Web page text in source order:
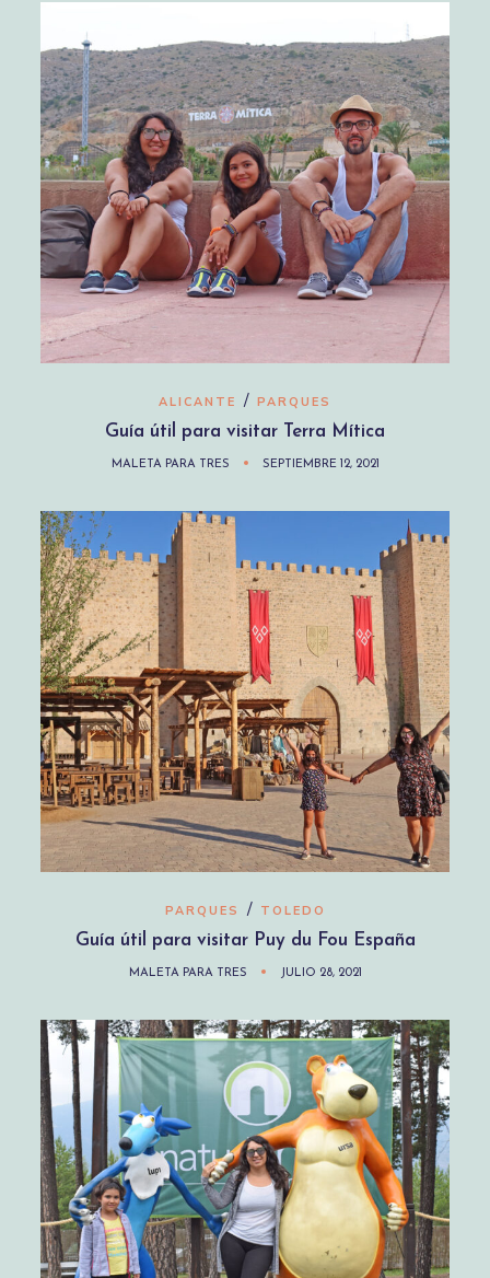
ALICANTE / PARQUES
Guía útil para visitar Terra Mítica
MALETA PARA TRES SEPTIEMBRE 12, 2021
PARQUES / TOLEDO
Guía útil para visitar Puy du Fou España
MALETA PARA TRES JULIO 28, 2021